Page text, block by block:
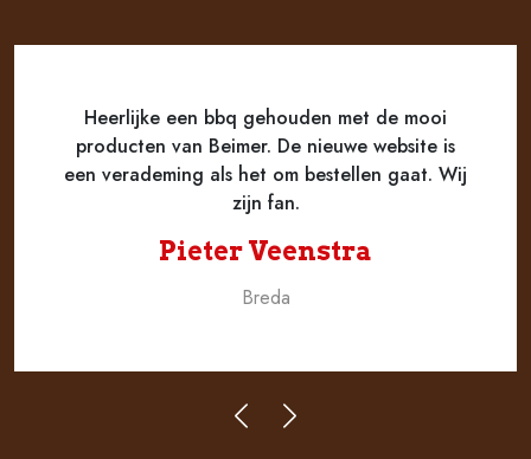
Heerlijke een bbq gehouden met de mooi
producten van Beimer. De nieuwe website is
een verademing als het om bestellen gaat. Wij
zijn fan.
Pieter Veenstra
Breda